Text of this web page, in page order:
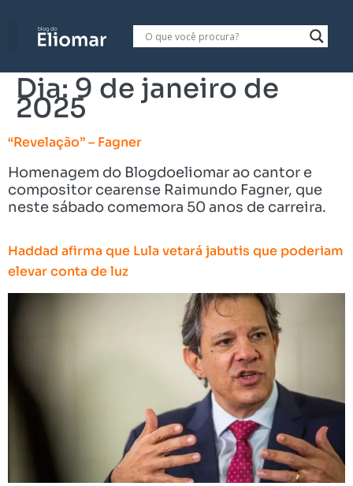
Dia:9 de janeiro de
2025
“Revelação” – Fagner
Homenagem do Blogdoeliomar ao cantor e
compositor cearense Raimundo Fagner, que
neste sábado comemora 50 anos de carreira.
Haddad afirma que Lula vetará jabutis que poderiam
elevar conta de luz